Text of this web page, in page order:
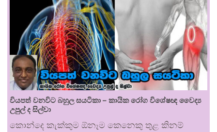
වියපත් වනවිට බහුල සයටිකා – කායික රෝග විශේෂඥ වෛද්‍ය
උපුල් ද සිල්වා
කොන්දෙ කැක්කුම ඕනෑම කෙනෙකු තුළ කිනම්